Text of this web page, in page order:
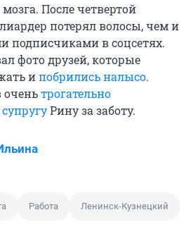
После четвертой
потерял волосы, чем и
подписчиками в соцсетях.
фото друзей, которые
ипобрились налысо.
оченьтрогательно
Рину за заботу.
Работа Ленинск-Кузнецкий